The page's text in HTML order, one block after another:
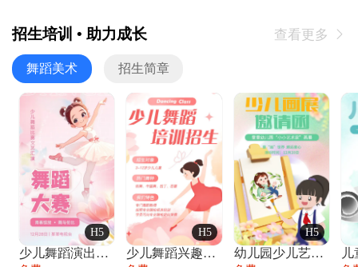
招生培训 • 助力成长 查看更多 
舞蹈美术 招生简章
H5
少儿舞蹈演出舞蹈比赛跳舞大赛文艺汇演活动
H5
少儿舞蹈兴趣班艺术培训学校招生宣传
H5
幼儿园少儿艺术展览绘画展摄影作品展美术展